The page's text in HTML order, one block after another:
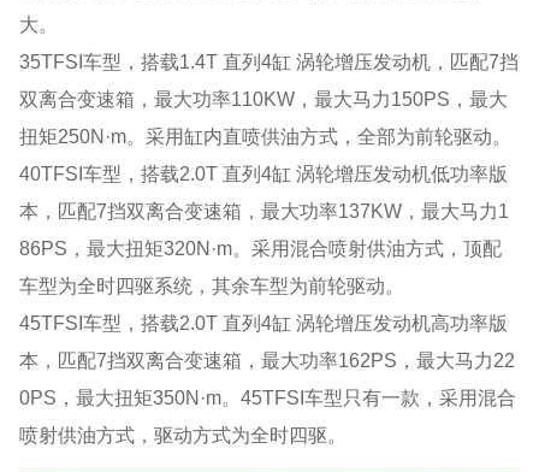
大。
35TFSI车型，搭载1.4T 直列4缸 涡轮增压发动机，匹配7挡
双离合变速箱，最大功率110KW，最大马力150PS，最大
扭矩250N·m。采用缸内直喷供油方式，全部为前轮驱动。
40TFSI车型，搭载2.0T 直列4缸 涡轮增压发动机低功率版
本，匹配7挡双离合变速箱，最大功率137KW，最大马力1
86PS，最大扭矩320N·m。采用混合喷射供油方式，顶配
车型为全时四驱系统，其余车型为前轮驱动。
45TFSI车型，搭载2.0T 直列4缸 涡轮增压发动机高功率版
本，匹配7挡双离合变速箱，最大功率162PS，最大马力22
0PS，最大扭矩350N·m。45TFSI车型只有一款，采用混合
喷射供油方式，驱动方式为全时四驱。